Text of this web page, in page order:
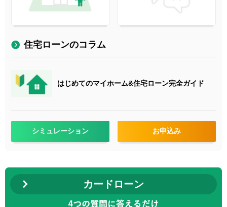
住宅ローンのコラム
はじめてのマイホーム&住宅ローン完全ガイド
シミュレーション お申込み
カードローン